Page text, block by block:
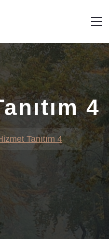
4
Tanıtım 4